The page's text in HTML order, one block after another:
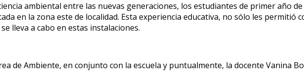
ambiental entre las nuevas generaciones, los estudiantes de primer año de
en la zona este de localidad. Esta experiencia educativa, no sólo les permitió
lleva a cabo en estas instalaciones.
de Ambiente, en conjunto con la escuela y puntualmente, la docente Vanina